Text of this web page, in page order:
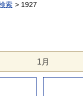
索 1927
1月